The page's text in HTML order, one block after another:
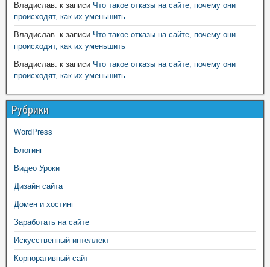
Владислав. к записи Что такое отказы на сайте, почему они
происходят, как их уменьшить
Владислав. к записи Что такое отказы на сайте, почему они
происходят, как их уменьшить
Владислав. к записи Что такое отказы на сайте, почему они
происходят, как их уменьшить
Рубрики
WordPress
Блогинг
Видео Уроки
Дизайн сайта
Домен и хостинг
Заработать на сайте
Искусственный интеллект
Корпоративный сайт